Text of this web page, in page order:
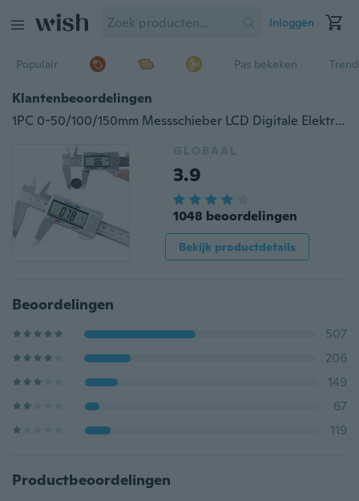
Inloggen
Populair Pas bekeken
Klantenbeoordelingen
1PC 0-50/100/150mm Messschieber LCD Digitale Elektronische Schuifmaat Plastic Gauge Micrometer Digitale Schuifmaat Meet Tool (Zonder Batterij)
GLOBAAL
3.9
1048 beoordelingen
Bekijk productdetails
Beoordelingen
507
206
149
67
119
Productbeoordelingen